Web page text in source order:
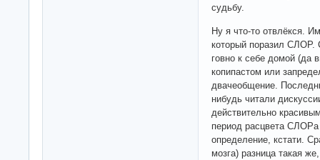
судьбу.
Ну я что-то отвлёкся.
который поразил СЛОР.
говно к себе домой
копипастом или
двачеобщение.
нибудь читали
действительно
период расцвета
определение, кстати.
мозга) разница такая